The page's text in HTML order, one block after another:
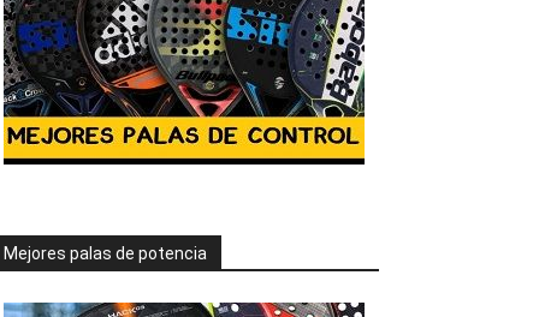
Mejores palas de potencia